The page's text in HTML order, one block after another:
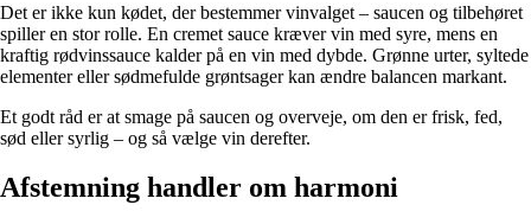
Det er ikke kun kødet, der bestemmer vinvalget – saucen og tilbehøret
spiller en stor rolle. En cremet sauce kræver vin med syre, mens en
kraftig rødvinssauce kalder på en vin med dybde. Grønne urter, syltede
elementer eller sødmefulde grøntsager kan ændre balancen markant.
Et godt råd er at smage på saucen og overveje, om den er frisk, fed,
sød eller syrlig – og så vælge vin derefter.
Afstemning handler om harmoni